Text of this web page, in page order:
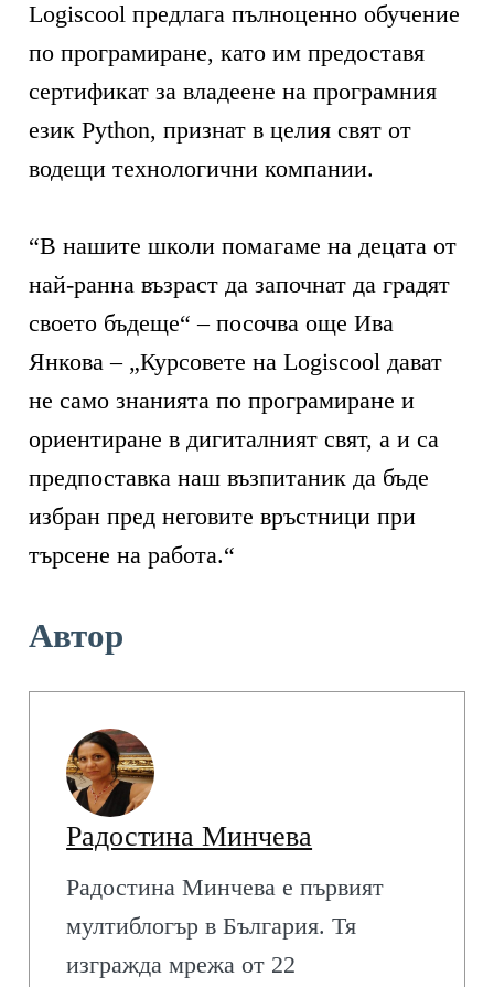
Logiscool предлага пълноценно обучение
по програмиране, като им предоставя
сертификат за владеене на програмния
език Python, признат в целия свят от
водещи технологични компании.
“В нашите школи помагаме на децата от
най-ранна възраст да започнат да градят
своето бъдеще“ – посочва още Ива
Янкова – „Курсовете на Logiscool дават
не само знанията по програмиране и
ориентиране в дигиталният свят, а и са
предпоставка наш възпитаник да бъде
избран пред неговите връстници при
търсене на работа.“
Автор
Радостина Минчева
Радостина Минчева е първият
мултиблогър в България. Тя
изгражда мрежа от 22